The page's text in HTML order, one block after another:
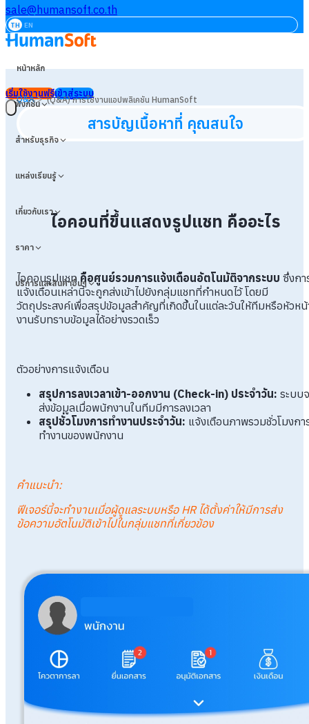
sale@humansoft.co.th
TH EN
หน้าหลัก
ฟังก์ชัน
สำหรับธุรกิจ
แหล่งเรียนรู้
เกี่ยวกับเรา
ราคา
บริการและสินค้าอื่นๆ
เริ่มใช้งานฟรีเข้าสู่ระบบ
Q&A>(Q&A) การใช้งานแอปพลิเคชัน HumanSoft
สารบัญเนื้อหาที่ คุณสนใจ
ไอคอนที่ขึ้นแสดงรูปแชท คืออะไร
ไอคอนรูปแชท คือศูนย์รวมการแจ้งเตือนอัตโนมัติจากระบบ ซึ่งกา
แจ้งเตือนเหล่านี้จะถูกส่งเข้าไปยังกลุ่มแชทที่กำหนดไว้ โดยมี
วัตถุประสงค์เพื่อสรุปข้อมูลสำคัญที่เกิดขึ้นในแต่ละวันให้ทีมหรือหัวหน้
งานรับทราบข้อมูลได้อย่างรวดเร็ว
ตัวอย่างการแจ้งเตือน
สรุปการลงเวลาเข้า-ออกงาน (Check-in) ประจำวัน: ระบบ
ส่งข้อมูลเมื่อพนักงานในทีมมีการลงเวลา
สรุปชั่วโมงการทำงานประจำวัน: แจ้งเตือนภาพรวมชั่วโมงกา
ทำงานของพนักงาน
คำแนะนำ:
ฟีเจอร์นี้จะทำงานเมื่อผู้ดูแลระบบหรือ HR ได้ตั้งค่าให้มีการส่ง
ข้อความอัตโนมัติเข้าไปในกลุ่มแชทที่เกี่ยวข้อง